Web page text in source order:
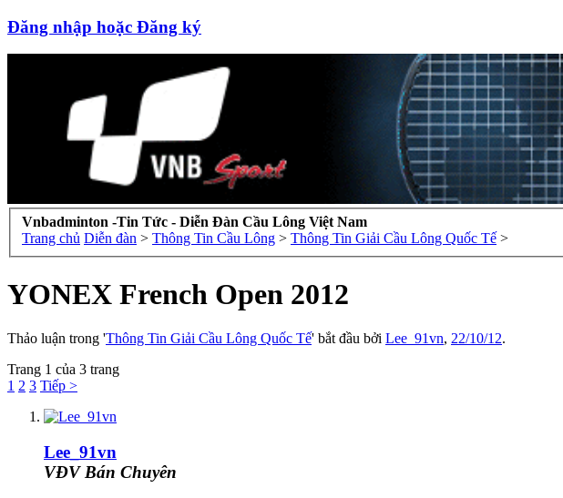
Đăng nhập hoặc Đăng ký
Vnbadminton -Tin Tức - Diễn Đàn Cầu Lông Việt Nam
Trang chủ Diễn đàn > Thông Tin Cầu Lông > Thông Tin Giải Cầu Lông Quốc Tế >
YONEX French Open 2012
Thảo luận trong 'Thông Tin Giải Cầu Lông Quốc Tế' bắt đầu bởi Lee_91vn, 22/10/12.
Trang 1 của 3 trang
1 2 3 Tiếp >
Lee_91vn
VĐV Bán Chuyên